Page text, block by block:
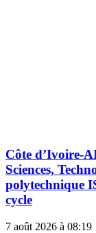
Côte d’Ivoire-
Sciences,
polytechnique
cycle
7 août 2026 à 08:19